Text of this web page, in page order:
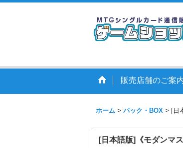
販売店舗のご案
ホーム > パック・BOX > [日
[日本語版]《モダンマ